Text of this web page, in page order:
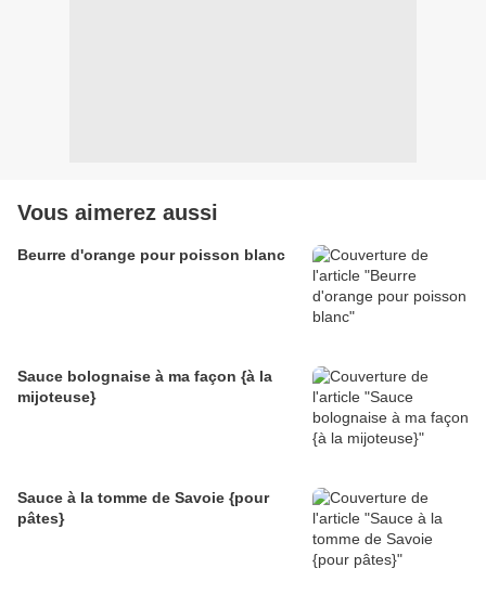
Vous aimerez aussi
Beurre d'orange pour poisson blanc
Sauce bolognaise à ma façon {à la
mijoteuse}
Sauce à la tomme de Savoie {pour
pâtes}